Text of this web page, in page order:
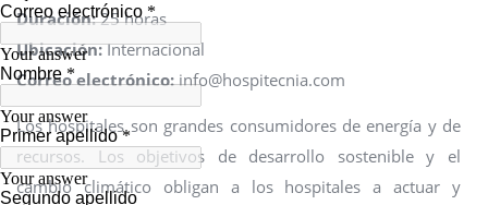
Duración:25 horas
Ubicación:Internacional
Correo electrónico:info@hospitecnia.com
Los hospitales son grandes consumidores de energía y de
recursos. Los objetivos de desarrollo sostenible y el
cambio climático obligan a los hospitales a actuar y